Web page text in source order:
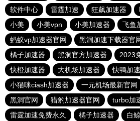
软件中心
雷霆加速 狂飙加速器
小美
小美vpn 小美加速器 飞鱼
蚂蚁vp加速器官网
黑洞加速下载器官
橘子加速器
黑洞官方加速器
2023
快橙加速器
大机场加速器
快鸭加
小猫咪ciash加速器
一元机场最新官网
黑洞官网
猎豹加速器官网 turbo加
雷霆加速免费永久
橘子加速器
白